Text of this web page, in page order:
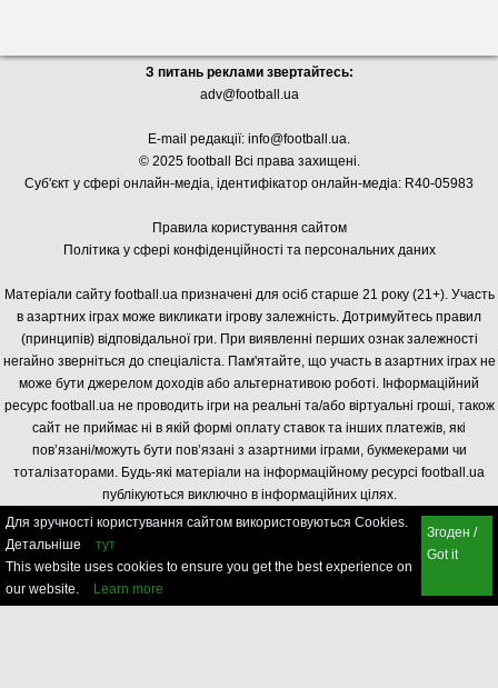
З питань реклами звертайтесь:
adv@football.ua
E-mail редакції: info@football.ua.
© 2025 football Всі права захищені.
Суб'єкт у сфері онлайн-медіа, ідентифікатор онлайн-медіа: R40-05983
Правила користування сайтом
Політика у сфері конфіденційності та персональних даних
Матеріали сайту football.ua призначені для осіб старше 21 року (21+). Участь
в азартних іграх може викликати ігрову залежність. Дотримуйтесь правил
(принципів) відповідальної гри. При виявленні перших ознак залежності
негайно зверніться до спеціаліста. Пам'ятайте, що участь в азартних іграх не
може бути джерелом доходів або альтернативою роботі. Інформаційний
ресурс football.ua не проводить ігри на реальні та/або віртуальні гроші, також
сайт не приймає ні в якій формі оплату ставок та інших платежів, які
пов’язані/можуть бути пов’язані з азартними іграми, букмекерами чи
тоталізаторами. Будь-які матеріали на інформаційному ресурсі football.ua
публікуються виключно в інформаційних цілях.
Для зручності користування сайтом використовуються Cookies.
Детальніше
тут
This website uses cookies to ensure you get the best experience on
our website.
Learn more
Згоден /
Got it